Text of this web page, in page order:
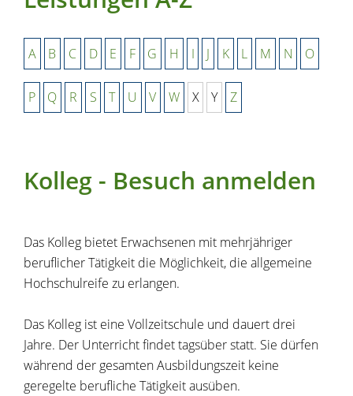
A B C D E F G H I J K L M N O
P Q R S T U V W X Y Z
Kolleg - Besuch anmelden
Das Kolleg bietet Erwachsenen mit mehrjähriger
beruflicher Tätigkeit die Möglichkeit, die allgemeine
Hochschulreife zu erlangen.
Das Kolleg ist eine Vollzeitschule und dauert drei
Jahre. Der Unterricht findet tagsüber statt. Sie dürfen
während der gesamten Ausbildungszeit keine
geregelte berufliche Tätigkeit ausüben.